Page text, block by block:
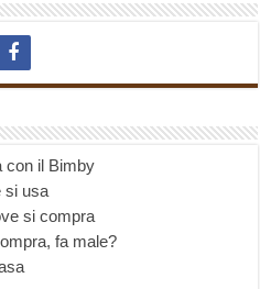
con il Bimby
si usa
si compra
fa male?